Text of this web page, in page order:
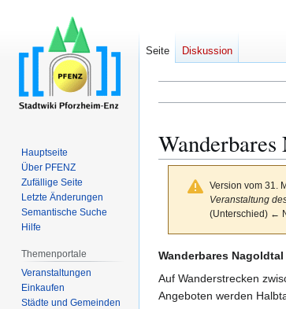
Version vom 31.
Veranstaltung
(Unterschied) ←
Zur
Navigation
springen
Zur
Suche
springen
Wanderbares Nagoldtal
Auf Wanderstrecken
Angeboten werden
Seite Diskussion
Hauptseite
Über PFENZ
Zufällige Seite
Letzte Änderungen
Semantische Suche
Hilfe
Themenportale
Veranstaltungen
Einkaufen
Städte und Gemeinden